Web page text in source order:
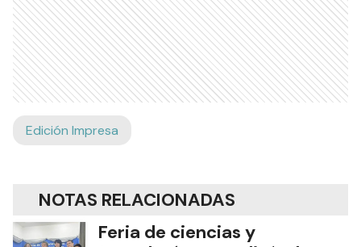
Edición Impresa
NOTAS RELACIONADAS
Feria de ciencias y